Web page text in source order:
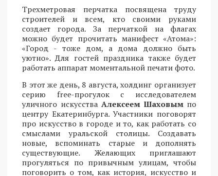
Трехметровая перчатка посвящена труду
строителей и всем, кто своими руками
создает города. За перчаткой на флагах
можно будет прочитать манифест «Атома»:
«Город - тоже дом, а дома должно быть
уютно». Для гостей праздника также будет
работать аппарат моментальной печати фото.
В этот же день, 8 августа, холдинг организует
серию free-прогулок с исследователем
уличного искусства Алексеем Шаховым по
центру Екатеринбурга. Участники поговорят
про искусство в городе и то, как работать со
смыслами уральской столицы. Создавать
новые, вспоминать старые и дополнять
существующие. Желающих приглашают
прогуляться по привычным улицам, чтобы
поговорить о том, как история, искусство и